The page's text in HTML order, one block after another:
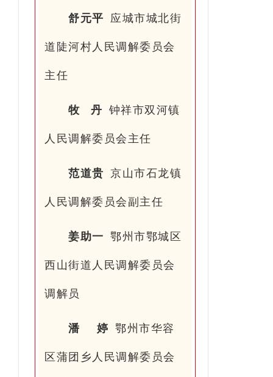
舒元平 应城市城北街
道陡河村人民调解委员会
主任
牧 丹 钟祥市双河镇
人民调解委员会主任
范道贵 京山市石龙镇
人民调解委员会副主任
姜助一 鄂州市鄂城区
西山街道人民调解委员会
调解员
潘 婷鄂州市华容
区蒲团乡人民调解委员会